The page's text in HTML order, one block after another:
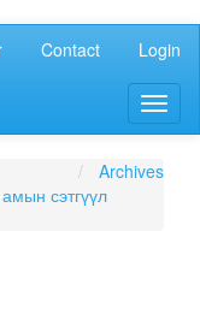
Contact Login
Archives
сэтгүүл